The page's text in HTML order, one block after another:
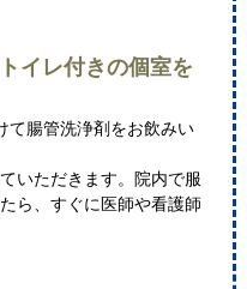
イレ付きの個室を
て腸管洗浄剤をお飲みい
いただきます。院内で服
ら、すぐに医師や看護師